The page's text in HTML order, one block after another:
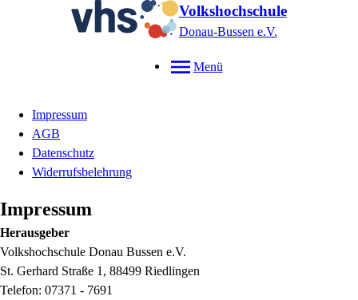
Volkshochschule
Donau-Bussen e.V.
Menü
Impressum
AGB
Datenschutz
Widerrufsbelehrung
Impressum
Herausgeber
Volkshochschule Donau Bussen e.V.
St. Gerhard Straße 1, 88499 Riedlingen
Telefon: 07371 - 7691